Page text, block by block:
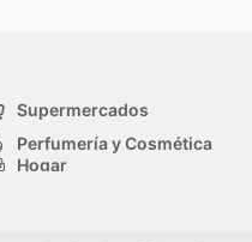
Supermercados
Perfumería y Cosmética
Hogar